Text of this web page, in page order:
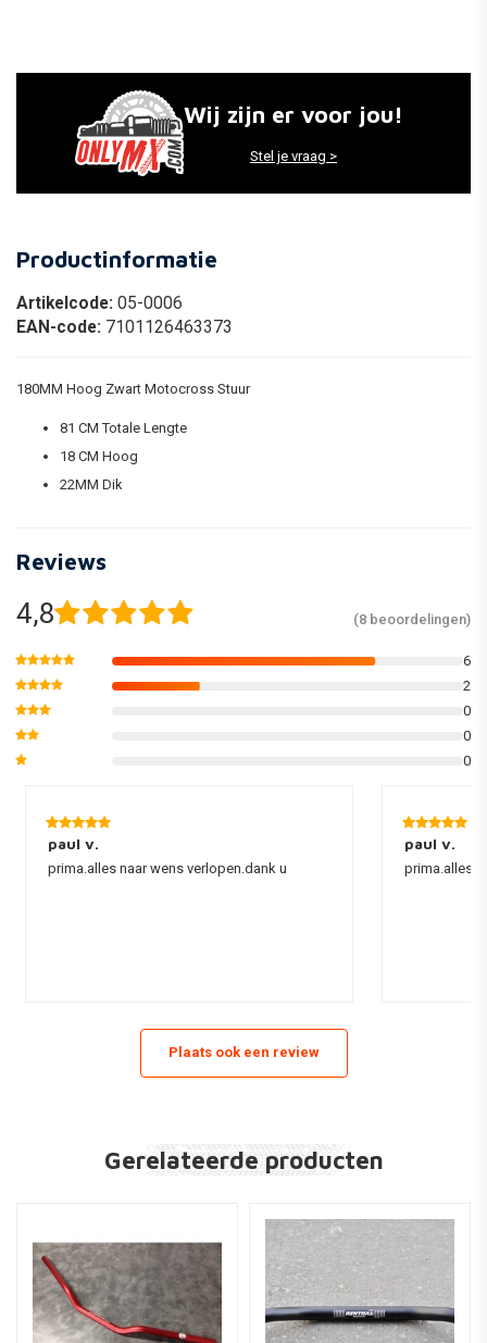
Wij zijn er voor jou!
Stel je vraag >
Productinformatie
Artikelcode: 05-0006
EAN-code: 7101126463373
180MM Hoog Zwart Motocross Stuur
81 CM Totale Lengte
18 CM Hoog
22MM Dik
Reviews
4,8 (8 beoordelingen)
6
2
0
0
0
paul v.
prima.alles naar wens verlopen.dank u
paul v.
prima.alles
Plaats ook een review
Gerelateerde producten